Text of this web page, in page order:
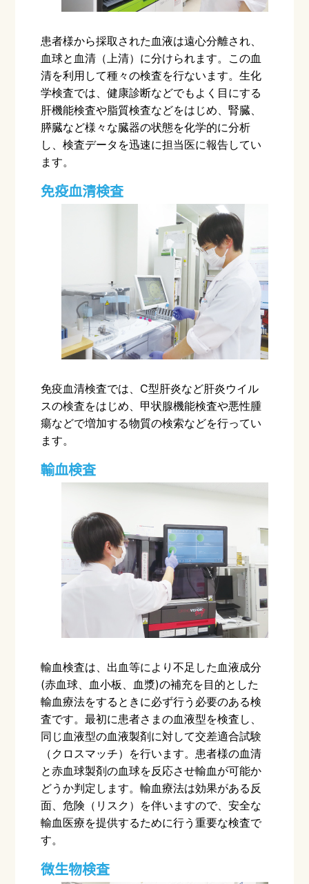
患者様から採取された血液は遠心分離され、
血球と血清（上清）に分けられます。この血
清を利用して種々の検査を行ないます。生化
学検査では、健康診断などでもよく目にする
肝機能検査や脂質検査などをはじめ、腎臓、
膵臓など様々な臓器の状態を化学的に分析
し、検査データを迅速に担当医に報告してい
ます。
免疫血清検査
免疫血清検査では、 C型肝炎など肝炎ウイル
スの検査をはじめ、甲状腺機能検査や悪性腫
瘍などで増加する物質の検索などを行ってい
ます。
輸血検査
輸血検査は、出血等により不足した血液成分
(赤血球、血小板、血漿)の補充を目的とした
輸血療法をするときに必ず行う必要のある検
査です。最初に患者さまの血液型を検査し、
同じ血液型の血液製剤に対して交差適合試験
（クロスマッチ）を行います。患者様の血清
と赤血球製剤の血球を反応させ輸血が可能か
どうか判定します。輸血療法は効果がある反
面、危険（リスク）を伴いますので、安全な
輸血医療を提供するために行う重要な検査で
す。
微生物検査